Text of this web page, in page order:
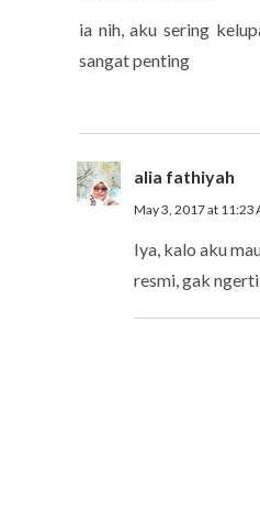
ia nih, aku sering
sangat penting
alia fathiyah
May 3, 2017 at 11:23
Iya, kalo aku
resmi, gak